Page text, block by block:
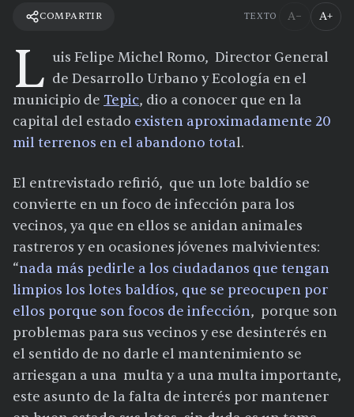
COMPARTIR TEXTO A− A+
L uis Felipe Michel Romo, Director General
de Desarrollo Urbano y Ecología en el
municipio de Tepic, dio a conocer que en la
capital del estado existen aproximadamente 20
mil terrenos en el abandono total.
El entrevistado refirió, que un lote baldío se
convierte en un foco de infección para los
vecinos, ya que en ellos se anidan animales
rastreros y en ocasiones jóvenes malvivientes:
“nada más pedirle a los ciudadanos que tengan
limpios los lotes baldíos, que se preocupen por
ellos porque son focos de infección, porque son
problemas para sus vecinos y ese desinterés en
el sentido de no darle el mantenimiento se
arriesgan a una multa y a una multa importante,
este asunto de la falta de interés por mantener